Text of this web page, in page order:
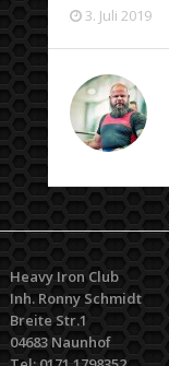
3. Juli 2019
Heavy Iron Club
Inh. Ronny Schmidt
Breite Str.1
04683 Naunhof